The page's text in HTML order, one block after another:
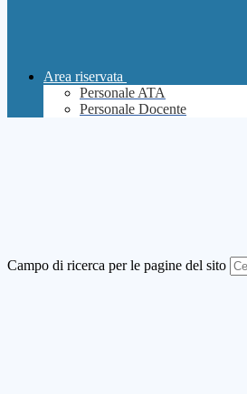
Area riservata
Personale ATA
Personale Docente
Campo di ricerca per le pagine del sito